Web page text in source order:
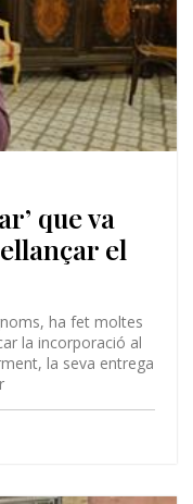
que va
el
ha fet moltes
la incorporació al
la seva entrega